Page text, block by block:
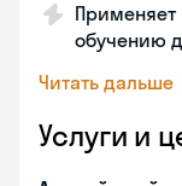
обучению
Читать дальше
Услуги и